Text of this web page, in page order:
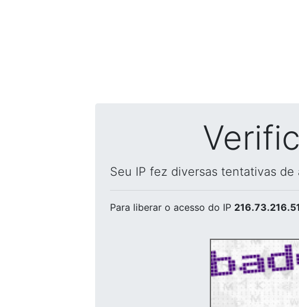
Seu IP fez diversas tentativas
Para liberar o acesso do IP 216.73.216.51